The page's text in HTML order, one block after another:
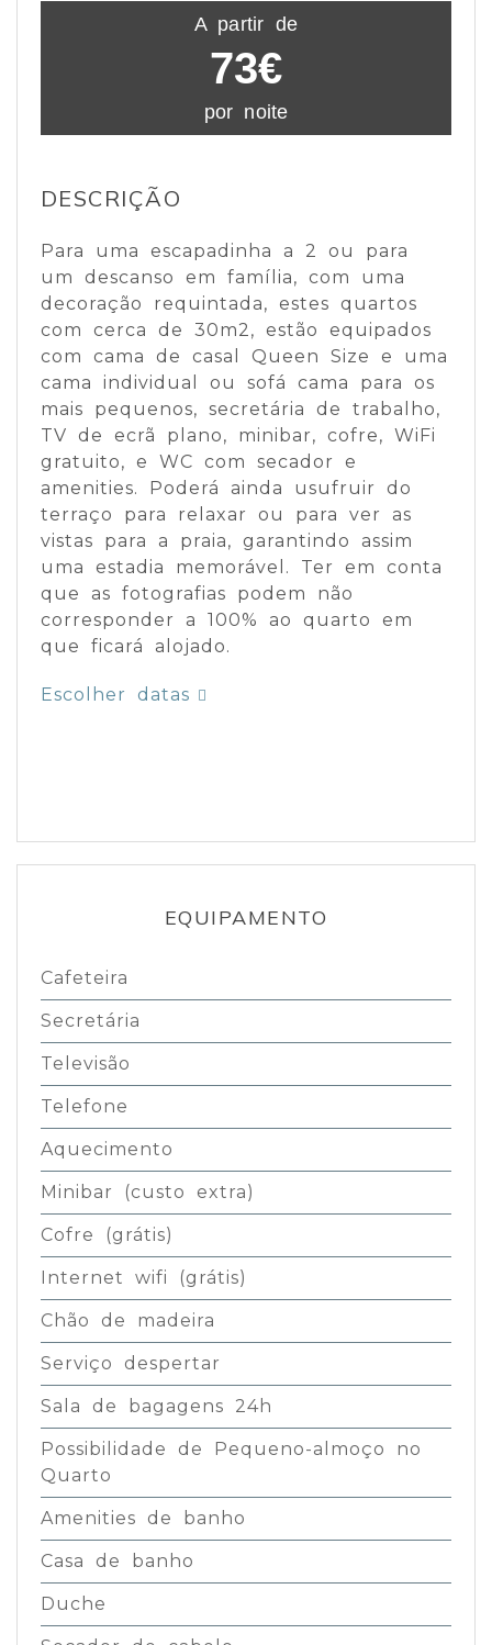
A partir de
73€
por noite
DESCRIÇÃO
Para uma escapadinha a 2 ou para
um descanso em família, com uma
decoração requintada, estes quartos
com cerca de 30m2, estão equipados
com cama de casal Queen Size e uma
cama individual ou sofá cama para os
mais pequenos, secretária de trabalho,
TV de ecrã plano, minibar, cofre, WiFi
gratuito, e WC com secador e
amenities. Poderá ainda usufruir do
terraço para relaxar ou para ver as
vistas para a praia, garantindo assim
uma estadia memorável. Ter em conta
que as fotografias podem não
corresponder a 100% ao quarto em
que ficará alojado.
Escolher datas
EQUIPAMENTO
Cafeteira
Secretária
Televisão
Telefone
Aquecimento
Minibar (custo extra)
Cofre (grátis)
Internet wifi (grátis)
Chão de madeira
Serviço despertar
Sala de bagagens 24h
Possibilidade de Pequeno-almoço no
Quarto
Amenities de banho
Casa de banho
Duche